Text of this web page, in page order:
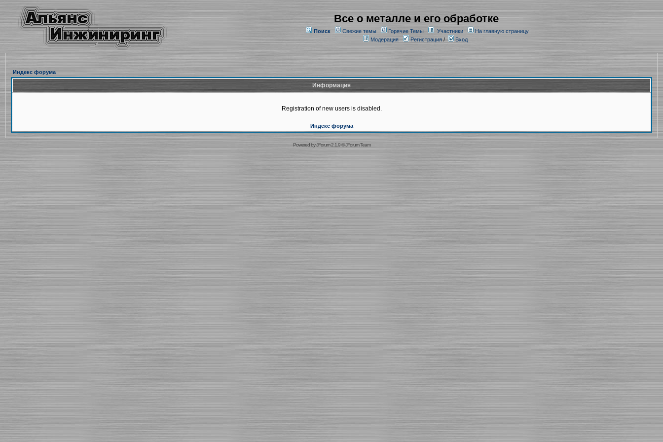
Все о металле и его обработке
Поиск Свежие темы Горячие Темы Участники
На главную страницу
Модерация
Регистрация/ Вход
Индекс форума
Информация
Registration of new users is disabled.
Индекс форума
Powered byJForum 2.1.9©JForum Team